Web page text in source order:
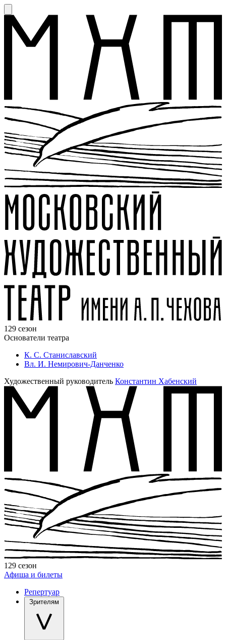
129 сезон
Основатели театра
К. С. Станиславский
Вл. И. Немирович-Данченко
Художественный руководитель Константин Хабенский
129 сезон
Афиша и билеты
Репертуар
Зрителям